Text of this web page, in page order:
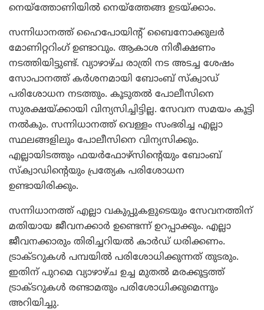
നെയ്‌ത്തോണിയില്‍ നെയ്‌ത്തേങ്ങ ഉടയ്ക്കാം.
സന്നിധാനത്ത് ഹൈപോയിന്റ് ബൈനോക്കുലര്‍
മോണിറ്ററിംഗ് ഉണ്ടാവും. ആകാശ നിരീക്ഷണം
നടത്തിയിട്ടുണ്ട്. വ്യാഴാഴ്ച രാത്രി നട അടച്ച ശേഷം
സോപാനത്ത് കര്‍ശനമായി ബോംബ് സ്‌ക്വാഡ്
പരിശോധന നടത്തും. കൂടുതല്‍ പോലീസിനെ
സുരക്ഷയ്ക്കായി വിന്യസിച്ചിട്ടില്ല. സേവന സമയം കൂട്ടി
നല്‍കും. സന്നിധാനത്ത് വെള്ളം സംഭരിച്ച എല്ലാ
സ്ഥലങ്ങളിലും പോലീസിനെ വിന്യസിക്കും.
എല്ലായിടത്തും ഫയര്‍ഫോഴ്‌സിന്റെയും ബോംബ്
സ്‌ക്വാഡിന്റെയും പ്രത്യേക പരിശോധന
ഉണ്ടായിരിക്കും.
സന്നിധാനത്ത് എല്ലാ വകുപ്പുകളുടെയും സേവനത്തിന്
മതിയായ ജീവനക്കാര്‍ ഉണ്ടെന്ന് ഉറപ്പാക്കും. എല്ലാ
ജീവനക്കാരും തിരിച്ചറിയല്‍ കാര്‍ഡ് ധരിക്കണം.
ട്രാക്ടറുകള്‍ പമ്പയില്‍ പരിശോധിക്കുന്നത് തുടരും.
ഇതിന് പുറമെ വ്യാഴാഴ്ച ഉച്ച മുതല്‍ മരക്കൂട്ടത്ത്
ട്രാക്ടറുകള്‍ രണ്ടാമതും പരിശോധിക്കുമെന്നും
അറിയിച്ചു.